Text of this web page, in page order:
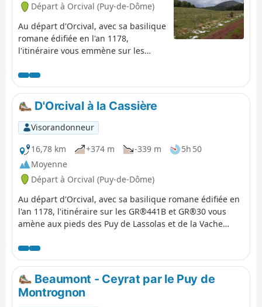
Départ à Orcival (Puy-de-Dôme)
Au départ d'Orcival, avec sa basilique
romane édifiée en l'an 1178,
l'itinéraire vous emmène sur les
pour vous amener près des Puys de
Pourcharet et de Mercoeur afin de
rejoindre Laschamps, avec vue sur le
Puy de Dôme.
D'Orcival à la Cassière
Visorandonneur
16,78 km
+374 m -339 m
5h 50
Moyenne
Départ à Orcival (Puy-de-Dôme)
Au départ d'Orcival, avec sa basilique romane édifiée en
l'an 1178, l'itinéraire sur les GR®441B et GR®30 vous
amène aux pieds des Puy de Lassolas et de la Vache
rejoindre la Cassière et son lac.
Beaumont - Ceyrat par le Puy de
Montrognon